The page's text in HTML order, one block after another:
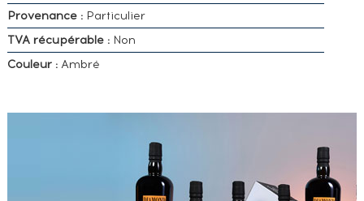
Provenance :Particulier
TVA récupérable :Non
Couleur :Ambré
POSSÉDEZ
SPIRITUEUX